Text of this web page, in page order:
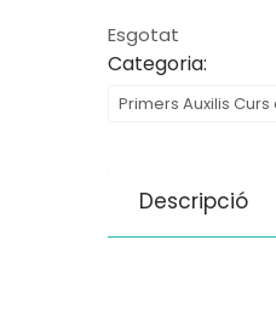
Esgotat
Categoria:
Primers Auxilis
Descripció